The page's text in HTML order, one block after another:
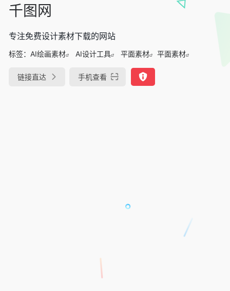
千图网
专注免费设计素材下载的网站
标签： AI绘画素材 AI设计工具 平面素材 平面素材
链接直达 手机查看